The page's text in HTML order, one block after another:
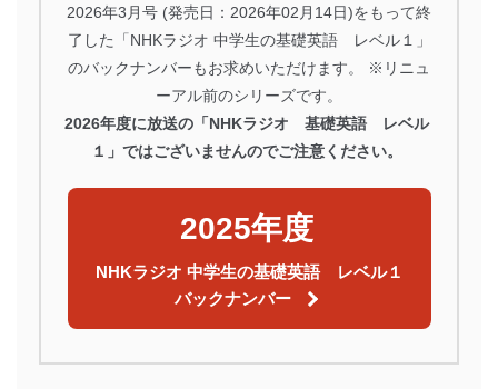
2026年3月号 (発売日：2026年02月14日)をもって終
了した 「NHKラジオ 中学生の基礎英語 レベル１」
のバックナンバーもお求めいただけます。
※リニュ
ーアル前のシリーズです。
2026年度に放送の「NHKラジオ 基礎英語 レベル
１」ではございませんのでご注意ください。
2025年度
NHKラジオ 中学生の基礎英語 レベル１
バックナンバー